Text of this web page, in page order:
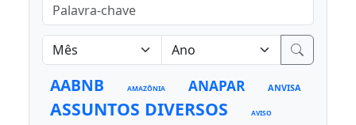
AABNB AMAZÔNIA ANAPAR ANVISA
ASSUNTOS DIVERSOS AVISO